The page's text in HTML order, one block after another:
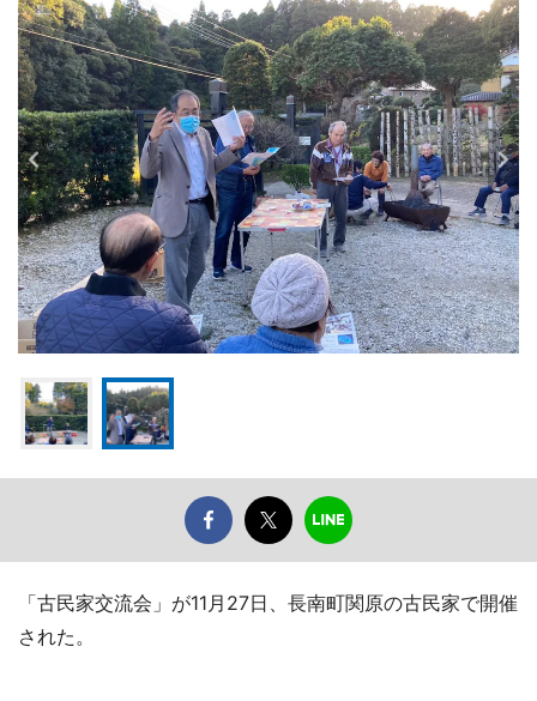
「古民家交流会」が11月27日、長南町関原の古民家で開催
された。